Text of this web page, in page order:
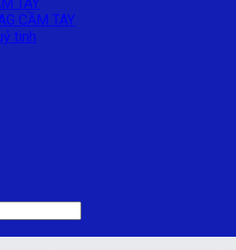
CẦM TAY
tinh